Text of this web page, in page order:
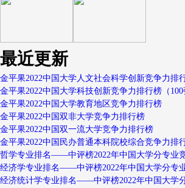
最近更新
金平果2022中国大学人文社会科学创新竞争力排
金平果2022中国大学科技创新竞争力排行榜（100
金平果2022中国大学教育地区竞争力排行榜
金平果2022中国双非大学竞争力排行榜
金平果2022中国双一流大学竞争力排行榜
金平果2022中国民办普通本科院校综合竞争力排
哲学专业排名——中评榜2022年中国大学分专业
经济学专业排名——中评榜2022年中国大学分专
经济统计学专业排名——中评榜2022年中国大学